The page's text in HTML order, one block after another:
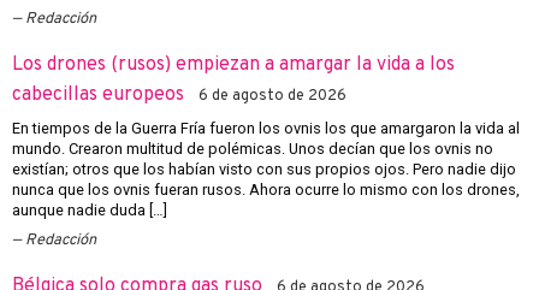
Redacción
Los drones (rusos) empiezan a amargar la vida a los
cabecillas europeos
6 de agosto de 2026
En tiempos de la Guerra Fría fueron los ovnis los que amargaron la vida al
mundo. Crearon multitud de polémicas. Unos decían que los ovnis no
existían; otros que los habían visto con sus propios ojos. Pero nadie dijo
nunca que los ovnis fueran rusos. Ahora ocurre lo mismo con los drones,
aunque nadie duda […]
Redacción